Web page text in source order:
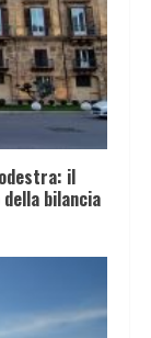
il
bilancia